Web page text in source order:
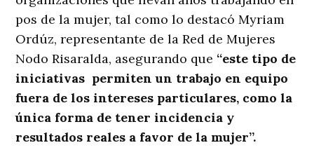
pos de la mujer, tal como lo destacó Myriam
Ordúz, representante de la Red de Mujeres
Nodo Risaralda, asegurando que “este tipo de
iniciativas permiten un trabajo en equipo
fuera de los intereses particulares, como la
única forma de tener incidencia y
resultados reales a favor de la mujer”.